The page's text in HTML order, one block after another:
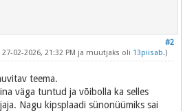
#2
02-2026, 21:32 PM ja muutjaks oli 13piisab.)
teema.
väga tuntud ja võibolla ka selles
Nagu kipsplaadi sünonüümiks sai